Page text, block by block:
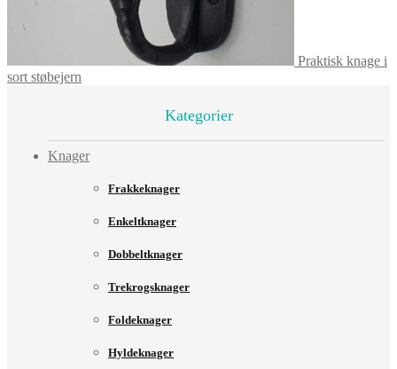
Praktisk knage i
sort støbejern
Kategorier
Knager
Frakkeknager
Enkeltknager
Dobbeltknager
Trekrogsknager
Foldeknager
Hyldeknager